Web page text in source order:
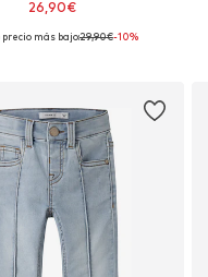
26,90€
+4
en muchas tallas
más bajo:29,90€-10%